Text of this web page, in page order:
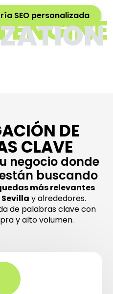
SEO personalizada
ENGINE
DE
CLAVE
negocio donde
buscando
más relevantes
y alrededores.
de palabras clave con
y alto volumen.